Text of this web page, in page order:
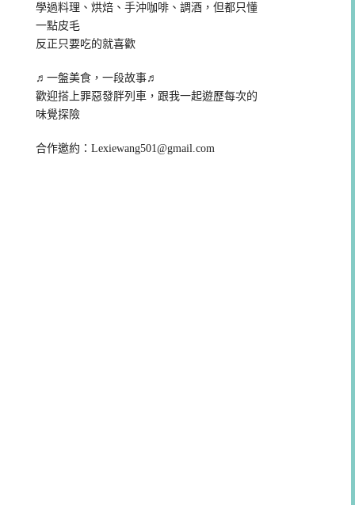
學過料理、烘焙、手沖咖啡、調酒，但都只懂
一點皮毛
反正只要吃的就喜歡
♬一盤美食，一段故事♬
歡迎搭上罪惡發胖列車，跟我一起遊歷每次的
味覺探險
合作邀約：Lexiewang501@gmail.com